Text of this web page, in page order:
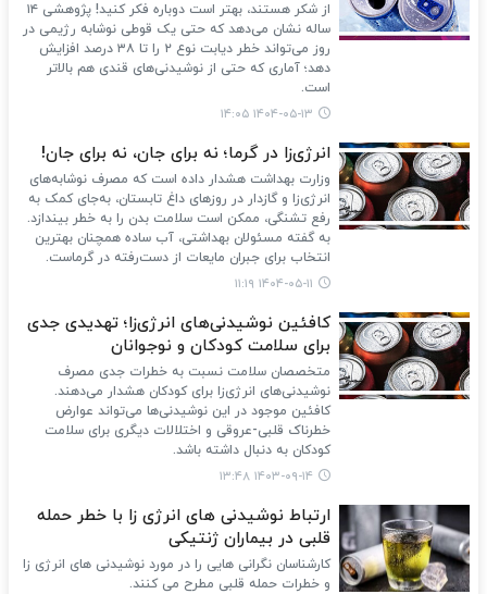
از شکر هستند، بهتر است دوباره فکر کنید! پژوهشی ۱۴
ساله نشان می‌دهد که حتی یک قوطی نوشابه رژیمی در
روز می‌تواند خطر دیابت نوع ۲ را تا ۳۸ درصد افزایش
دهد؛ آماری که حتی از نوشیدنی‌های قندی هم بالاتر
است.
۱۴۰۴-۰۵-۱۳ ۱۴:۰۵
انرژی‌زا در گرما؛ نه برای جان، نه برای جان!
وزارت بهداشت هشدار داده است که مصرف نوشابه‌های
انرژی‌زا و گازدار در روزهای داغ تابستان، به‌جای کمک به
رفع تشنگی، ممکن است سلامت بدن را به خطر بیندازد.
به گفته مسئولان بهداشتی، آب ساده همچنان بهترین
انتخاب برای جبران مایعات از دست‌رفته در گرماست.
۱۴۰۴-۰۵-۱۱ ۱۱:۱۹
کافئین نوشیدنی‌های انرژی‌زا؛ تهدیدی جدی
برای سلامت کودکان و نوجوانان
متخصصان سلامت نسبت به خطرات جدی مصرف
نوشیدنی‌های انرژی‌زا برای کودکان هشدار می‌دهند.
کافئین موجود در این نوشیدنی‌ها می‌تواند عوارض
خطرناک قلبی-عروقی و اختلالات دیگری برای سلامت
کودکان به دنبال داشته باشد.
۱۴۰۳-۰۹-۱۴ ۱۳:۴۸
ارتباط نوشیدنی های انرژی زا با خطر حمله
قلبی در بیماران ژنتیکی
کارشناسان نگرانی هایی را در مورد نوشیدنی های انرژی زا
و خطرات حمله قلبی مطرح می کنند.